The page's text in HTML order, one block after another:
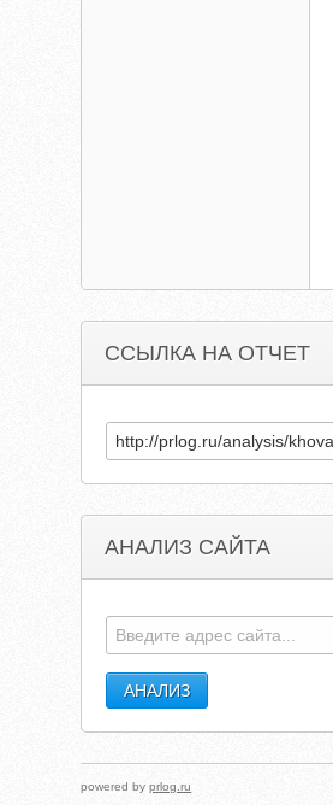
ССЫЛКА НА ОТЧЕТ
АНАЛИЗ САЙТА
powered byprlog.ru